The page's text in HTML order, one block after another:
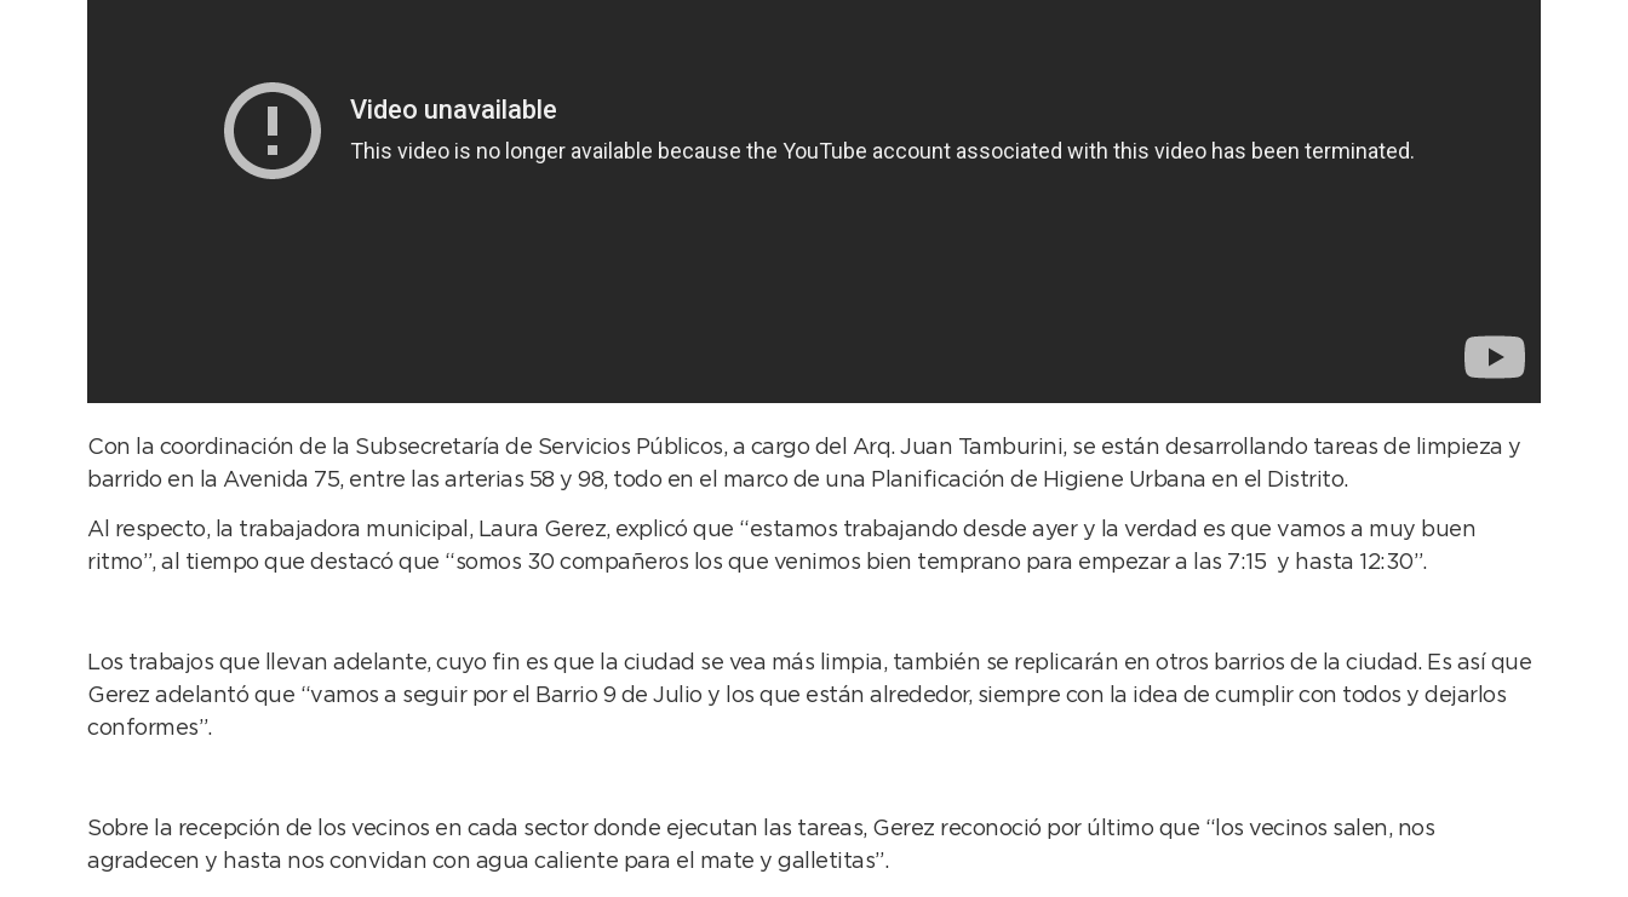
Con la coordinación de la Subsecretaría de Servicios Públicos, a cargo del Arq. Juan Tamburini, se están desarrollando tareas de limpieza y
barrido en la Avenida 75, entre las arterias 58 y 98, todo en el marco de una Planificación de Higiene Urbana en el Distrito.
Al respecto, la trabajadora municipal, Laura Gerez, explicó que “estamos trabajando desde ayer y la verdad es que vamos a muy buen
ritmo”, al tiempo que destacó que “somos 30 compañeros los que venimos bien temprano para empezar a las 7:15 y hasta 12:30”.
Los trabajos que llevan adelante, cuyo fin es que la ciudad se vea más limpia, también se replicarán en otros barrios de la ciudad. Es así que
Gerez adelantó que “vamos a seguir por el Barrio 9 de Julio y los que están alrededor, siempre con la idea de cumplir con todos y dejarlos
conformes”.
Sobre la recepción de los vecinos en cada sector donde ejecutan las tareas, Gerez reconoció por último que “los vecinos salen, nos
agradecen y hasta nos convidan con agua caliente para el mate y galletitas”.